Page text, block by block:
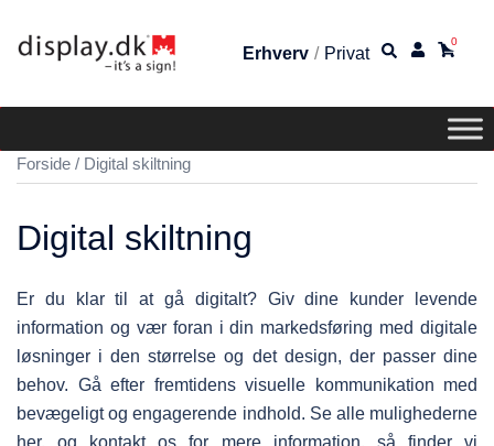
Erhverv / Privat
0
Forside / Digital skiltning
Digital skiltning
Er du klar til at gå digitalt? Giv dine kunder levende
information og vær foran i din markedsføring med digitale
løsninger i den størrelse og det design, der passer dine
behov. Gå efter fremtidens visuelle kommunikation med
bevægeligt og engagerende indhold. Se alle mulighederne